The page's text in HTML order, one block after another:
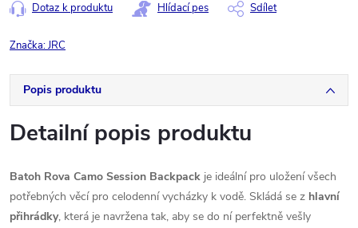
Dotaz k produktu Hlídací pes Sdílet
Značka:JRC
Popis produktu
Detailní popis produktu
Batoh Rova Camo Session Backpack je ideální pro uložení všech
potřebných věcí pro celodenní vycházky k vodě. Skládá se z hlavní
přihrádky, která je navržena tak, aby se do ní perfektně vešly